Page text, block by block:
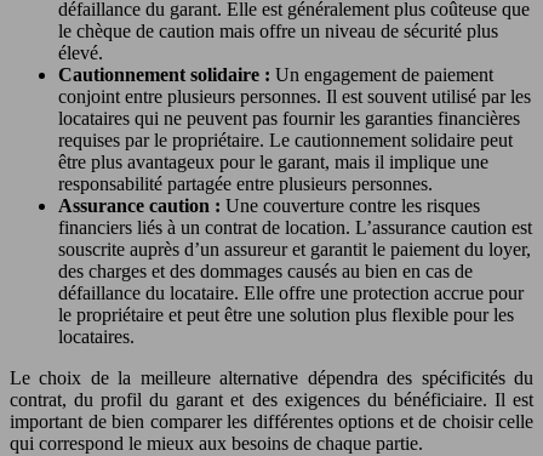
défaillance du garant. Elle est généralement plus coûteuse que
le chèque de caution mais offre un niveau de sécurité plus
élevé.
Cautionnement solidaire : Un engagement de paiement
conjoint entre plusieurs personnes. Il est souvent utilisé par les
locataires qui ne peuvent pas fournir les garanties financières
requises par le propriétaire. Le cautionnement solidaire peut
être plus avantageux pour le garant, mais il implique une
responsabilité partagée entre plusieurs personnes.
Assurance caution : Une couverture contre les risques
financiers liés à un contrat de location. L’assurance caution est
souscrite auprès d’un assureur et garantit le paiement du loyer,
des charges et des dommages causés au bien en cas de
défaillance du locataire. Elle offre une protection accrue pour
le propriétaire et peut être une solution plus flexible pour les
locataires.
Le choix de la meilleure alternative dépendra des spécificités du
contrat, du profil du garant et des exigences du bénéficiaire. Il est
important de bien comparer les différentes options et de choisir celle
qui correspond le mieux aux besoins de chaque partie.